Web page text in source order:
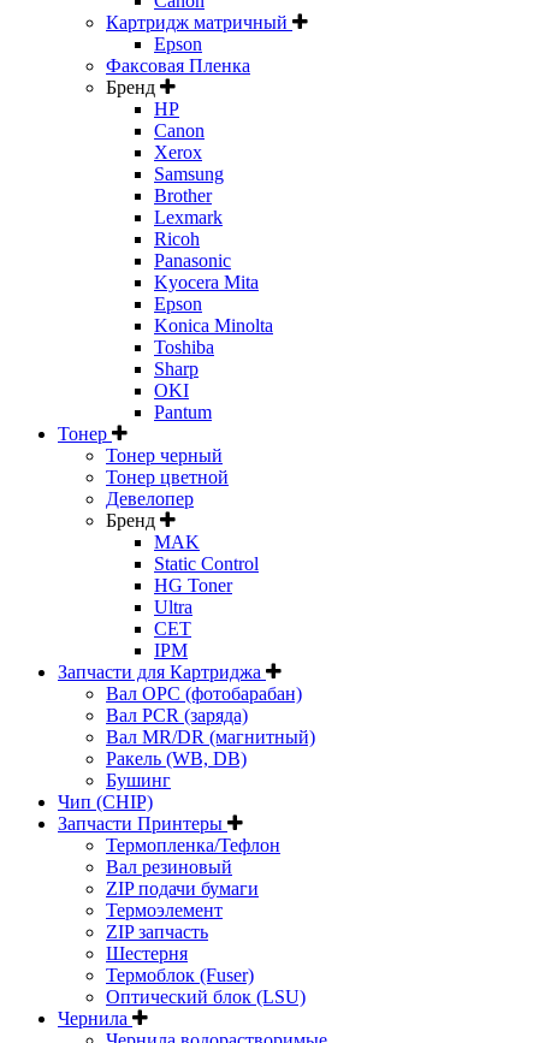
Картридж матричный
Epson
Факсовая Пленка
Бренд
HP
Canon
Xerox
Samsung
Brother
Lexmark
Ricoh
Panasonic
Kyocera Mita
Epson
Konica Minolta
Toshiba
Sharp
OKI
Pantum
Тонер
Тонер черный
Тонер цветной
Девелопер
Бренд
MAK
Static Control
HG Toner
Ultra
CET
IPM
Запчасти для Картриджа
Вал OPC (фотобарабан)
Вал PCR (заряда)
Вал MR/DR (магнитный)
Ракель (WB, DB)
Бушинг
Чип (CHIP)
Запчасти Принтеры
Термопленка/Тефлон
Вал резиновый
ZIP подачи бумаги
Термоэлемент
ZIP запчасть
Шестерня
Термоблок (Fuser)
Оптический блок (LSU)
Чернила